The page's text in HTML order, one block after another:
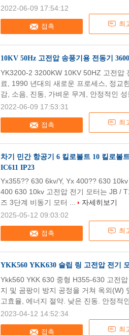
접촉 최
2022-06-09 17:54:12
10KV 50Hz 고전압 송풍기용 전동기
접촉 최
YK3200-2 3200KW 10KV 50HZ 고전압
료, 1990 년대의 새로운 프로세스, 정교
감, 소음, 진동, 가벼운 무게, 안정적인
2022-06-09 17:53:31
차기 민간 항공기 6 킬로볼트 10 킬로볼
IC611 IP23
접촉 최
Yx355?? 630 6kv/Y, Yx 400?? 630
400 630 10kv 고전압 전기 모터는 JB /
즈 3단계 비동기 모터 ...
자세히보기
2025-05-12 09:03:02
YKK560 YKK630 슬립 링 고전압 전기
접촉 최
Ykk560 YKK 630 중형 H355-630 고전
지 및 곰팡이 방지 공정을 거쳐 옥외(W)
고효율, 에너지 절약. 낮은 진동. 안정적
2023-04-12 14:52:34